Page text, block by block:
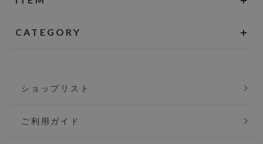
CATEGORY
ショップリスト
ご利用ガイド